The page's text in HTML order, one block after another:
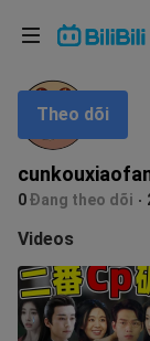
0Đang theo dõi
Theo dõi
Videos
Ngôn ngữ:
Lựa chọn
English
ภาษาไทย
Tiếng Việt
Bahasa Melayu